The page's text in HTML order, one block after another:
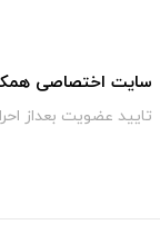
سایت اختصاصی
تایید عضویت بعداز